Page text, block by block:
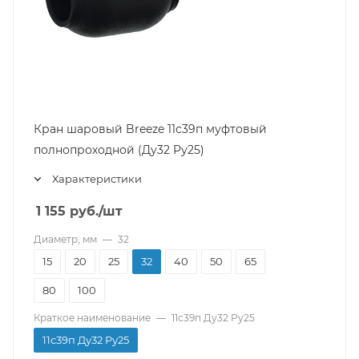
Кран шаровый Breeze 11с39п муфтовый
полнопроходной (Ду32 Pу25)
Характеристики
1 155 руб./шт
Диаметр, мм — 32
15 20 25 32 40 50 65
80 100
Краткое наименование — 11с39п Ду32 Pу25
11с39п Ду32 Pу25